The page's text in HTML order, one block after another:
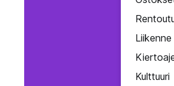
Liikenne
Kulttuuri